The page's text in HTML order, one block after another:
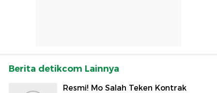
Berita detikcom Lainnya
Resmi! Mo Salah Teken Kontrak